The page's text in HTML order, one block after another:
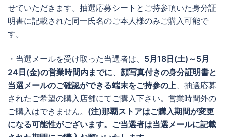
せていただきます。抽選応募シートとご持参頂いた身分証
明書に記載された同一氏名のご本人様のみご購入可能で
す。
・当選メールを受け取った当選者は、 5月18日(土)～5月
24日(金)の営業時間内までに
顔写真付きの身分証明書と
当選メールのご確認ができる端末をご持参の上 、抽選応募
されたご希望の購入店舗にてご購入下さい。営業時間外の
ご購入はできません。 (注)那覇ストアはご購入期間が変更
になる可能性がございます。ご当選者は当選メールに記載